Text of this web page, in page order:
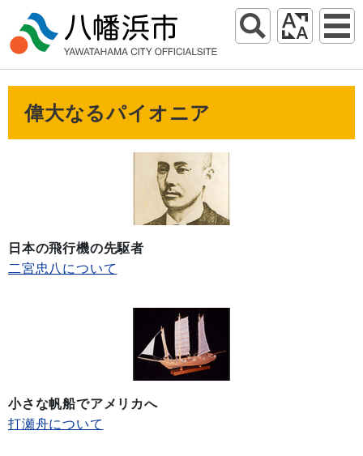
偉大なるパイオニア
日本の飛行機の先駆者
二宮忠八について
小さな帆船でアメリカへ
打瀬舟について